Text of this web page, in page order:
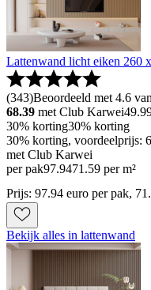
Lattenwand licht eiken 260
(343)Beoordeeld met 4.6
68.39 met Club Karwei
30% korting30% korting
30% korting, voordeelprijs:
met Club Karwei
per pak97.9471.59 per m²
Prijs: 97.94 euro per pak,
Bekijk alles in lattenwand